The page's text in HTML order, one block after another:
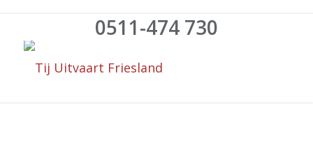
0511-474 730